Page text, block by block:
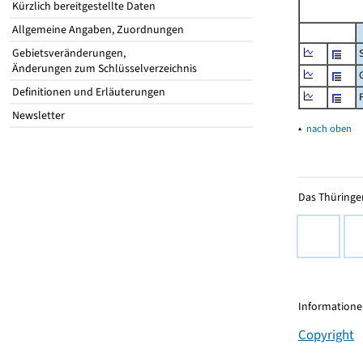
Kürzlich bereitgestellte Daten
Allgemeine Angaben, Zuordnungen
Gebietsveränderungen,
Änderungen zum Schlüsselverzeichnis
Definitionen und Erläuterungen
Newsletter
▴ nach oben
Das
Copyright